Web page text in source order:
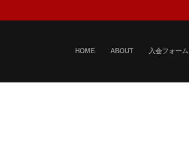
HOME ABOUT 入会フォーム